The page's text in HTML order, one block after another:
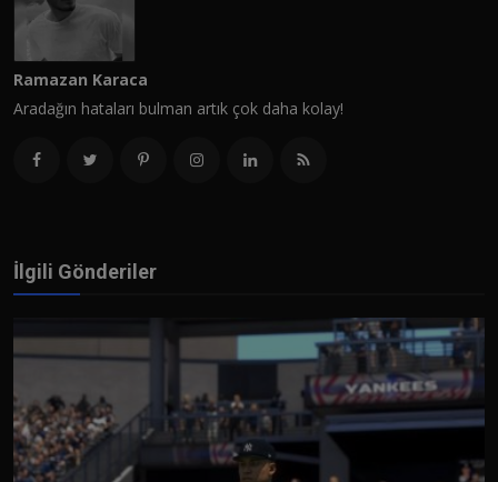
Ramazan Karaca
Aradağın hataları bulman artık çok daha kolay!
İlgili Gönderiler